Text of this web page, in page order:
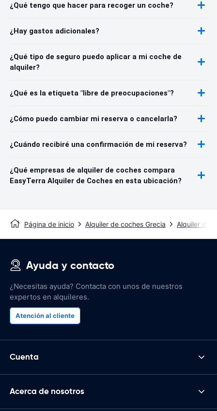
¿Qué tengo que hacer para recoger un coche?
¿Hay gastos adicionales?
¿Qué tipo de seguro puedo aplicar a mi coche de
alquiler?
¿Qué es la etiqueta "libre de preocupaciones"?
¿Cómo puedo cambiar mi reserva o cancelarla?
¿Cuándo recibiré una confirmación de mi reserva?
¿Qué empresas de alquiler de coches compara
EasyTerra Alquiler de Coches en esta ubicación?
Página de inicio Alquiler de coches Grecia Alquiler de
Ayuda y contacto
¿Necesitas ayuda? Contacta con unos de nuestros
expertos en alquileres.
Atención al cliente
Cuenta
Acerca de nosotros